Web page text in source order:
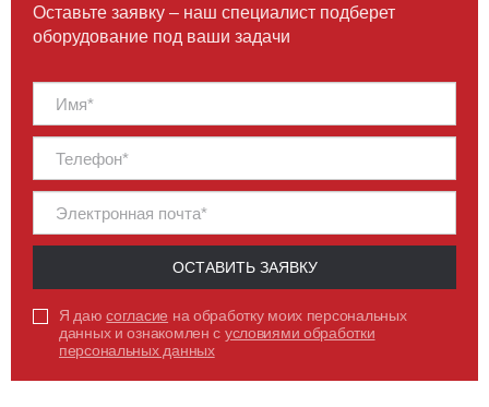
ПЕРЕЙТИ
Оставьте заявку – наш специалист подберет
оборудование под ваши задачи
ОСТАВИТЬ ЗАЯВКУ
Я даюсогласие на обработку моих персональных
данных и ознакомлен с условиями обработки
персональных данных